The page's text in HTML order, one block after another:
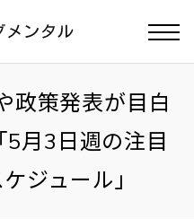
政策発表が目白
月3日週の注目
ジュール」